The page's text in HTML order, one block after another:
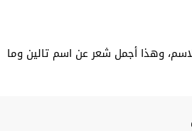
وهذا أجمل شعر عن اسم تالين وما